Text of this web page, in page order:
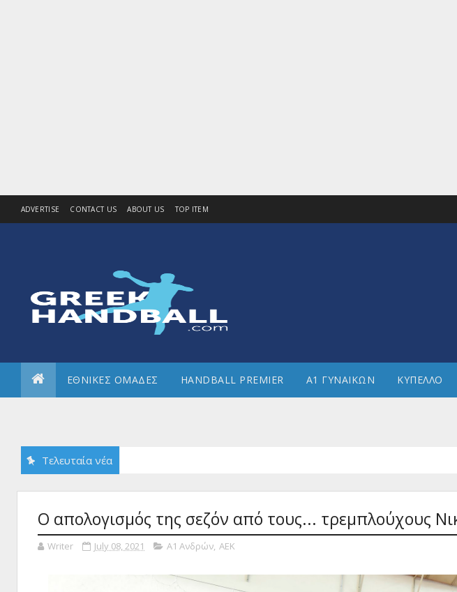
ADVERTISE CONTACT US ABOUT US TOP ITEM
ΕΘΝΙΚΕΣ ΟΜΑΔΕΣ HANDBALL PREMIER Α1 ΓΥΝΑΙΚΩΝ ΚΥΠΕΛΛΟ
Τελευταία νέα
Ο απολογισμός της σεζόν από τους... τρεμπλούχους
Writer July 08, 2021 Α1 Ανδρών, ΑΕΚ